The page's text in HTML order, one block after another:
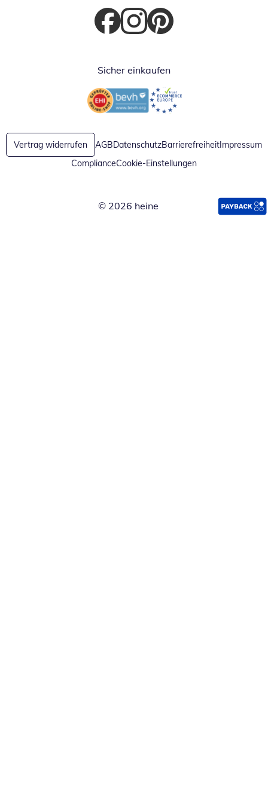
Öffnet in neuem Fenster
Öffnet in neuem Fenster
Öffnet in neuem Fenster
Sicher einkaufen
Öffnet in neuem FensterÖffnet in neuem Fenster
Vertrag widerrufen AGBDatenschutzBarrierefreiheitImpressum
ComplianceCookie-Einstellungen
© 2026 heine